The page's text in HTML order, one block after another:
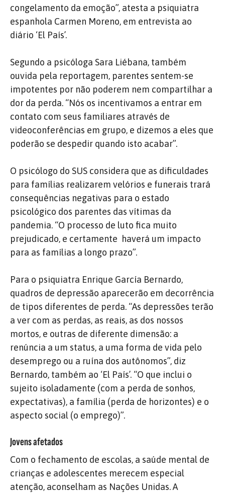
congelamento da emoção”, atesta a psiquiatra
espanhola Carmen Moreno, em entrevista ao
diário ‘El País’.
Segundo a psicóloga Sara Liébana, também
ouvida pela reportagem, parentes sentem-se
impotentes por não poderem nem compartilhar a
dor da perda. “Nós os incentivamos a entrar em
contato com seus familiares através de
videoconferências em grupo, e dizemos a eles que
poderão se despedir quando isto acabar”.
O psicólogo do SUS considera que as dificuldades
para famílias realizarem velórios e funerais trará
consequências negativas para o estado
psicológico dos parentes das vítimas da
pandemia. “O processo de luto fica muito
prejudicado, e certamente haverá um impacto
para as famílias a longo prazo”.
Para o psiquiatra Enrique García Bernardo,
quadros de depressão aparecerão em decorrência
de tipos diferentes de perda. “As depressões terão
a ver com as perdas, as reais, as dos nossos
mortos, e outras de diferente dimensão: a
renúncia a um status, a uma forma de vida pelo
desemprego ou a ruína dos autônomos”, diz
Bernardo, também ao ‘El País’. “O que inclui o
sujeito isoladamente (com a perda de sonhos,
expectativas), a família (perda de horizontes) e o
aspecto social (o emprego)”.
Jovens afetados
Com o fechamento de escolas, a saúde mental de
crianças e adolescentes merecem especial
atenção, aconselham as Nações Unidas. A